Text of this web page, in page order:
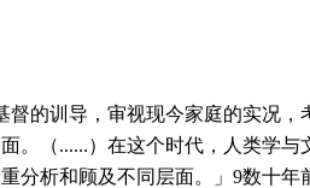
督的训导，审视现今家庭的实况
。（......）在这个时代，人类学与
分析和顾及不同层面。」 9数十年